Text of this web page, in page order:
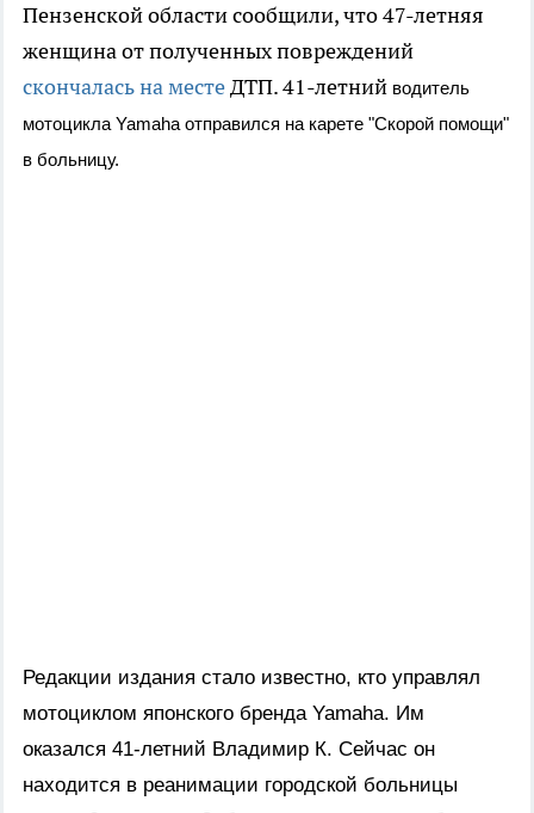
Пензенской области сообщили, что 47-летняя
женщина от полученных повреждений
скончалась на местеДТП. 41-летний водитель
мотоцикла Yamaha отправился на карете "Скорой помощи"
в больницу.
Редакции издания стало известно, кто управлял
мотоциклом японского бренда Yamaha. Им
оказался 41-летний Владимир К. Сейчас он
находится в реанимации городской больницы